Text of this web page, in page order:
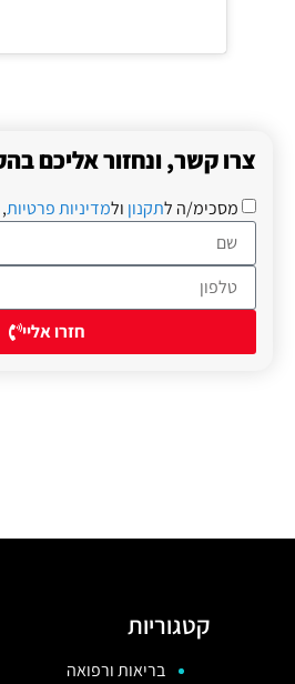
צרו קשר, ונחזור אליכם
מסכימ/ה לתקנון ולמדיניות פרטיות
חזרו אליי
קטגוריות
בריאות ורפואה